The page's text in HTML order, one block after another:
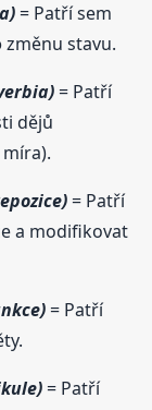
= Patří sem
změnu stavu.
= Patří
dějů
= Patří
a modifikovat
= Patří
= Patří